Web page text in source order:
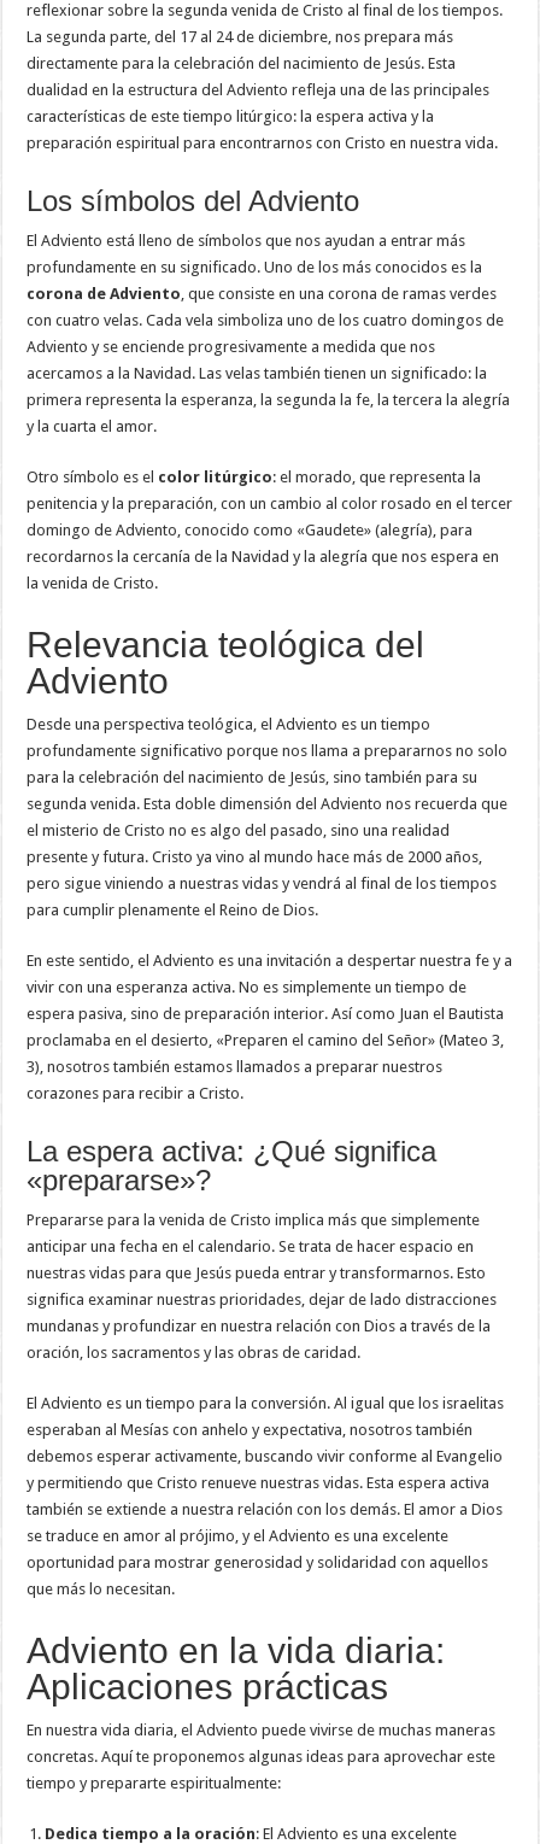
reflexionar sobre la segunda venida de Cristo al final de los tiempos.
La segunda parte, del 17 al 24 de diciembre, nos prepara más
directamente para la celebración del nacimiento de Jesús. Esta
dualidad en la estructura del Adviento refleja una de las principales
características de este tiempo litúrgico: la espera activa y la
preparación espiritual para encontrarnos con Cristo en nuestra vida.
Los símbolos del Adviento
El Adviento está lleno de símbolos que nos ayudan a entrar más
profundamente en su significado. Uno de los más conocidos es la
corona de Adviento, que consiste en una corona de ramas verdes
con cuatro velas. Cada vela simboliza uno de los cuatro domingos de
Adviento y se enciende progresivamente a medida que nos
acercamos a la Navidad. Las velas también tienen un significado: la
primera representa la esperanza, la segunda la fe, la tercera la alegría
y la cuarta el amor.
Otro símbolo es el color litúrgico: el morado, que representa la
penitencia y la preparación, con un cambio al color rosado en el tercer
domingo de Adviento, conocido como «Gaudete» (alegría), para
recordarnos la cercanía de la Navidad y la alegría que nos espera en
la venida de Cristo.
Relevancia teológica del
Adviento
Desde una perspectiva teológica, el Adviento es un tiempo
profundamente significativo porque nos llama a prepararnos no solo
para la celebración del nacimiento de Jesús, sino también para su
segunda venida. Esta doble dimensión del Adviento nos recuerda que
el misterio de Cristo no es algo del pasado, sino una realidad
presente y futura. Cristo ya vino al mundo hace más de 2000 años,
pero sigue viniendo a nuestras vidas y vendrá al final de los tiempos
para cumplir plenamente el Reino de Dios.
En este sentido, el Adviento es una invitación a despertar nuestra fe y a
vivir con una esperanza activa. No es simplemente un tiempo de
espera pasiva, sino de preparación interior. Así como Juan el Bautista
proclamaba en el desierto, «Preparen el camino del Señor» (Mateo 3,
3), nosotros también estamos llamados a preparar nuestros
corazones para recibir a Cristo.
La espera activa: ¿Qué significa
«prepararse»?
Prepararse para la venida de Cristo implica más que simplemente
anticipar una fecha en el calendario. Se trata de hacer espacio en
nuestras vidas para que Jesús pueda entrar y transformarnos. Esto
significa examinar nuestras prioridades, dejar de lado distracciones
mundanas y profundizar en nuestra relación con Dios a través de la
oración, los sacramentos y las obras de caridad.
El Adviento es un tiempo para la conversión. Al igual que los israelitas
esperaban al Mesías con anhelo y expectativa, nosotros también
debemos esperar activamente, buscando vivir conforme al Evangelio
y permitiendo que Cristo renueve nuestras vidas. Esta espera activa
también se extiende a nuestra relación con los demás. El amor a Dios
se traduce en amor al prójimo, y el Adviento es una excelente
oportunidad para mostrar generosidad y solidaridad con aquellos
que más lo necesitan.
Adviento en la vida diaria:
Aplicaciones prácticas
En nuestra vida diaria, el Adviento puede vivirse de muchas maneras
concretas. Aquí te proponemos algunas ideas para aprovechar este
tiempo y prepararte espiritualmente:
Dedica tiempo a la oración: El Adviento es una excelente